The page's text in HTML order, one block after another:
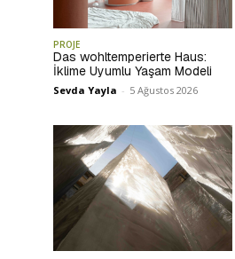
PROJE
Das wohltemperierte Haus:
İklime Uyumlu Yaşam Modeli
Sevda Yayla - 5 Ağustos 2026